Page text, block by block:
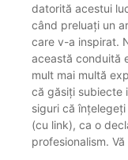
datorită acestui
când preluați un
care v-a inspirat.
această conduită
mult mai multă
că găsiți subiecte
siguri că
(cu link), ca o
profesionalism.